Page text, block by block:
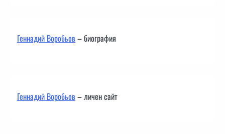
Геннадий Воробьов– биография
Геннадий Воробьов– личен сайт